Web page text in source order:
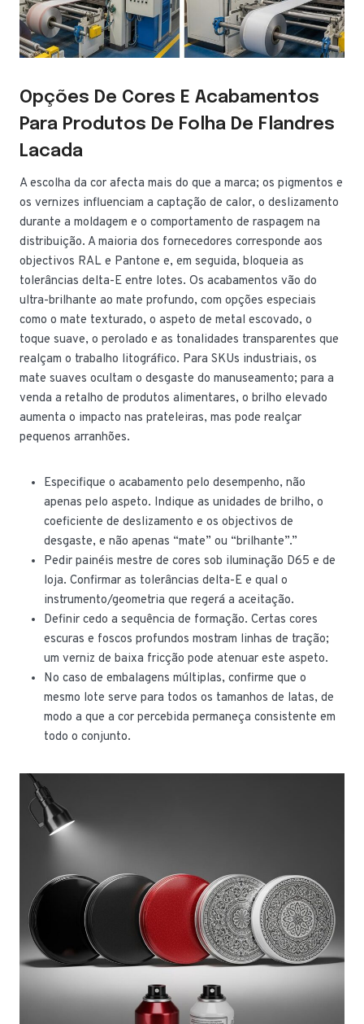
Opções De Cores E Acabamentos
Para Produtos De Folha De Flandres
Lacada
A escolha da cor afecta mais do que a marca; os pigmentos e
os vernizes influenciam a captação de calor, o deslizamento
durante a moldagem e o comportamento de raspagem na
distribuição. A maioria dos fornecedores corresponde aos
objectivos RAL e Pantone e, em seguida, bloqueia as
tolerâncias delta-E entre lotes. Os acabamentos vão do
ultra-brilhante ao mate profundo, com opções especiais
como o mate texturado, o aspeto de metal escovado, o
toque suave, o perolado e as tonalidades transparentes que
realçam o trabalho litográfico. Para SKUs industriais, os
mate suaves ocultam o desgaste do manuseamento; para a
venda a retalho de produtos alimentares, o brilho elevado
aumenta o impacto nas prateleiras, mas pode realçar
pequenos arranhões.
Especifique o acabamento pelo desempenho, não
apenas pelo aspeto. Indique as unidades de brilho, o
coeficiente de deslizamento e os objectivos de
desgaste, e não apenas “mate” ou “brilhante”.”
Pedir painéis mestre de cores sob iluminação D65 e de
loja. Confirmar as tolerâncias delta-E e qual o
instrumento/geometria que regerá a aceitação.
Definir cedo a sequência de formação. Certas cores
escuras e foscos profundos mostram linhas de tração;
um verniz de baixa fricção pode atenuar este aspeto.
No caso de embalagens múltiplas, confirme que o
mesmo lote serve para todos os tamanhos de latas, de
modo a que a cor percebida permaneça consistente em
todo o conjunto.